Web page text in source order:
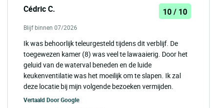
Cédric C. 10 / 10
Blijf binnen 07/2026
Ik was behoorlijk teleurgesteld tijdens dit verblijf. De
toegewezen kamer (8) was veel te lawaaierig. Door het
geluid van de waterval beneden en de luide
keukenventilatie was het moeilijk om te slapen. Ik zal
deze locatie bij mijn volgende bezoeken vermijden.
Vertaald DoorGoogle